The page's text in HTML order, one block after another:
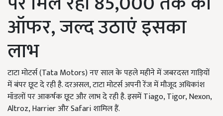
ऑफर, जल्द उठाएं इसका
लाभ
टाटा मोटर्स (Tata Motors) नए साल के पहले महीने में जबरदस्त गाड़ियों
में बंपर छूट दे रही है. दरअसल, टाटा मोटर्स अपनी रेंज में मौजूद अधिकांश
मॉडलों पर आकर्षक छूट और लाभ दे रही है. इसमें Tiago, Tigor, Nexon,
Altroz, Harrier और Safari शामिल हैं.